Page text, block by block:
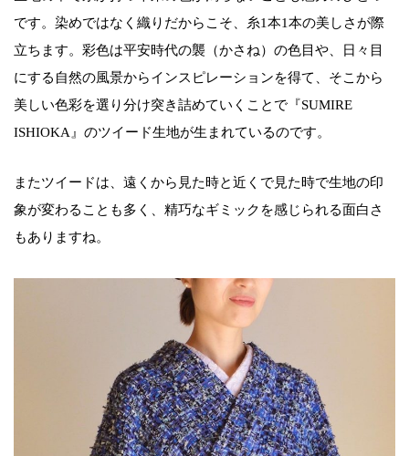
です。染めではなく織りだからこそ、糸1本1本の美しさが際
立ちます。彩色は平安時代の襲（かさね）の色目や、日々目
にする自然の風景からインスピレーションを得て、そこから
美しい色彩を選り分け突き詰めていくことで『SUMIRE
ISHIOKA』のツイード生地が生まれているのです。
またツイードは、遠くから見た時と近くで見た時で生地の印
象が変わることも多く、精巧なギミックを感じられる面白さ
もありますね。